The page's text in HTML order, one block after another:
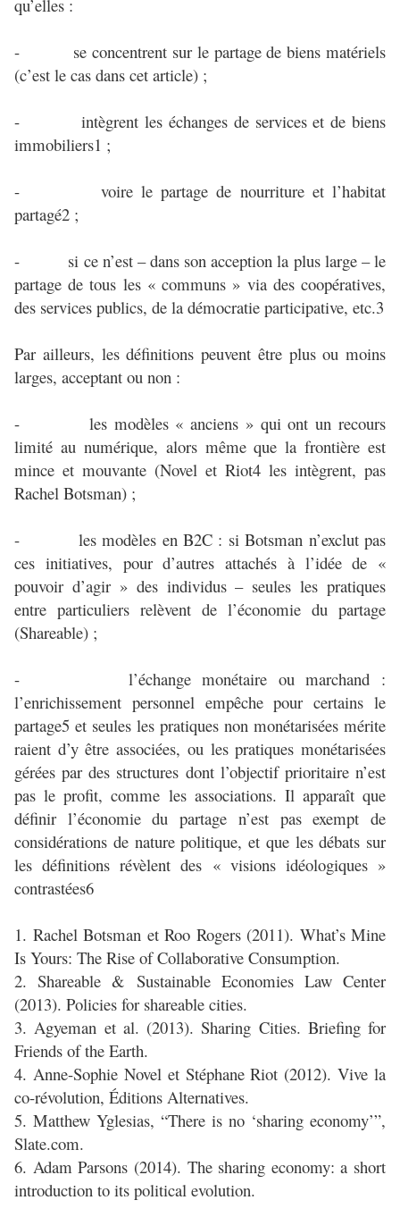
qu’elles :
- se concentrent sur le partage de biens matériels
(c’est le cas dans cet article) ;
- intègrent les échanges de services et de biens
immobiliers1 ;
- voire le partage de nourriture et l’habitat
partagé2 ;
- si ce n’est – dans son acception la plus large – le
partage de tous les « communs » via des coopératives,
des services publics, de la démocratie participative, etc.3
Par ailleurs, les définitions peuvent être plus ou moins
larges, acceptant ou non :
- les modèles « anciens » qui ont un recours
limité au numérique, alors même que la frontière est
mince et mouvante (Novel et Riot4 les intègrent, pas
Rachel Botsman) ;
- les modèles en B2C : si Botsman n’exclut pas
ces initiatives, pour d’autres attachés à l’idée de «
pouvoir d’agir » des individus – seules les pratiques
entre particuliers relèvent de l’économie du partage
(Shareable) ;
- l’échange monétaire ou marchand :
l’enrichissement personnel empêche pour certains le
partage5 et seules les pratiques non monétarisées mérite
raient d’y être associées, ou les pratiques monétarisées
gérées par des structures dont l’objectif prioritaire n’est
pas le profit, comme les associations. Il apparaît que
définir l’économie du partage n’est pas exempt de
considérations de nature politique, et que les débats sur
les définitions révèlent des « visions idéologiques »
contrastées6
1. Rachel Botsman et Roo Rogers (2011). What’s Mine
Is Yours: The Rise of Collaborative Consumption.
2. Shareable & Sustainable Economies Law Center
(2013). Policies for shareable cities.
3. Agyeman et al. (2013). Sharing Cities. Briefing for
Friends of the Earth.
4. Anne-Sophie Novel et Stéphane Riot (2012). Vive la
co-révolution, Éditions Alternatives.
5. Matthew Yglesias, “There is no ‘sharing economy’”,
Slate.com.
6. Adam Parsons (2014). The sharing economy: a short
introduction to its political evolution.